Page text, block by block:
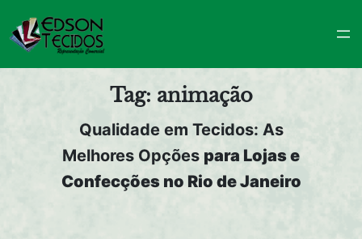
Pular
para
o
Tag: animação
Qualidade em Tecidos: As
Melhores Opções para Lojas e
Confecções no Rio de Janeiro